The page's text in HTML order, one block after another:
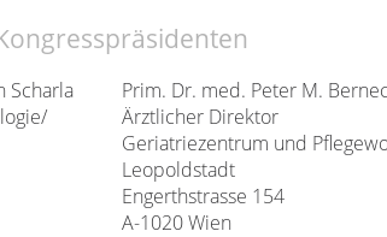
Scharla
Prim. Dr. med. Peter M.
Ärztlicher Direktor
Geriatriezentrum und
Leopoldstadt
Engerthstrasse 154
A-1020 Wien